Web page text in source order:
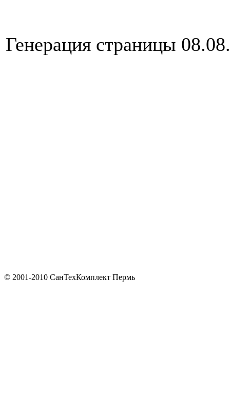
Генерация страницы
© 2001-2010 СанТехКомплект Пермь